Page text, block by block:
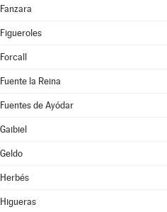
Fanzara
Figueroles
Forcall
Fuente la Reina
Fuentes de Ayódar
Gaibiel
Geldo
Herbés
Higueras